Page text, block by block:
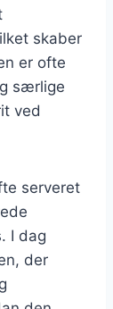
skaber
er ofte
særlige
ved
serveret
I dag
der